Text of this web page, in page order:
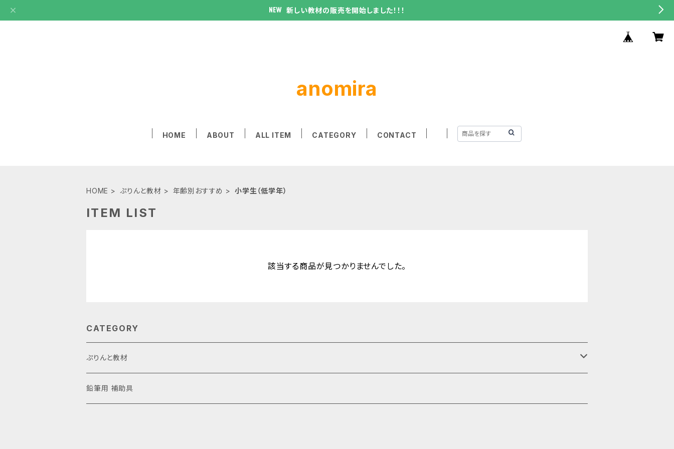
新しい教材の販売を開始しました！！！
anomira
HOME ABOUT ALL ITEM CATEGORY CONTACT
HOME ぷりんと教材 年齢別おすすめ 小学生（低学年）
ITEM LIST
該当する商品が見つかりませんでした。
CATEGORY
ぷりんと教材
anoぷりっシリーズ 種類別
鉛筆用 補助具